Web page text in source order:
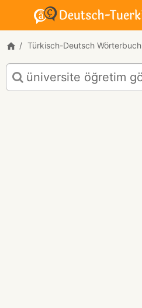
Türkisch-Deutsch Wörterbuch
Türkisch-
Deutsch
Übersetzung